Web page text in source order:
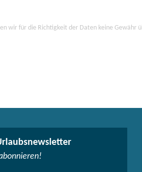
wir für die Richtigkeit der Daten keine Gewähr